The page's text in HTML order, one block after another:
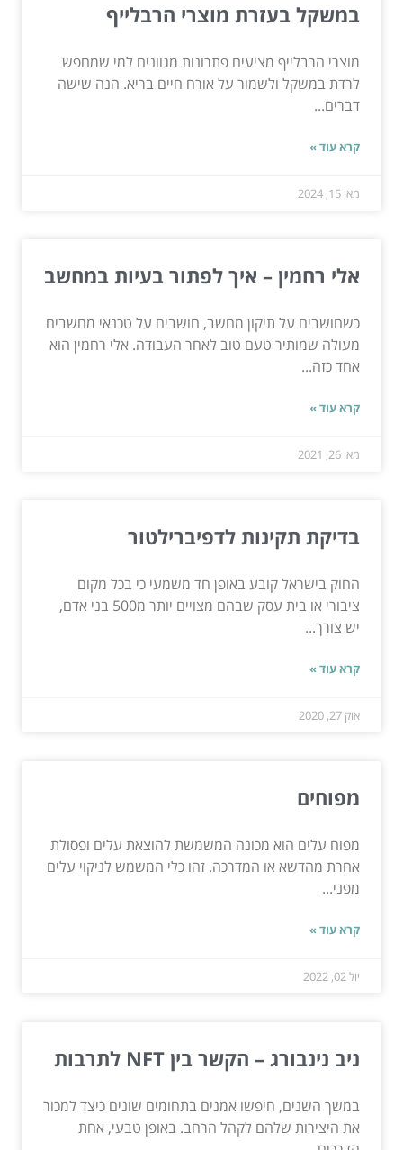
במשקל בעזרת מוצרי הרבלייף
מוצרי הרבלייף מציעים פתרונות מגוונים למי שמחפש
לרדת במשקל ולשמור על אורח חיים בריא. הנה שישה
דברים...
קרא עוד »
מאי 15, 2024
אלי רחמין – איך לפתור בעיות במחשב
כשחושבים על תיקון מחשב, חושבים על טכנאי מחשבים
מעולה שמותיר טעם טוב לאחר העבודה. אלי רחמין הוא
אחד כזה...
קרא עוד »
מאי 26, 2021
בדיקת תקינות לדפיברילטור
החוק בישראל קובע באופן חד משמעי כי בכל מקום
ציבורי או בית עסק שבהם מצויים יותר מ500 בני אדם,
יש צורך...
קרא עוד »
אוק 27, 2020
מפוחים
מפוח עלים הוא מכונה המשמשת להוצאת עלים ופסולת
אחרת מהדשא או המדרכה. זהו כלי המשמש לניקוי עלים
מפני...
קרא עוד »
יול 02, 2022
ניב נינבורג – הקשר בין NFT לתרבות
במשך השנים, חיפשו אמנים בתחומים שונים כיצד למכור
את היצירות שלהם לקהל הרחב. באופן טבעי, אחת